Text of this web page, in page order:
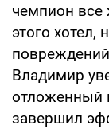
чемпион все
этого хотел,
Владимир
отложенный
завершил